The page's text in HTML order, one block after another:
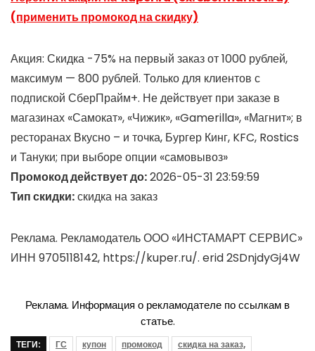
(применить промокод на скидку)
Акция: Скидка -75% на первый заказ от 1000 рублей,
максимум — 800 рублей. Только для клиентов с
подпиской СберПрайм+. Не действует при заказе в
магазинах «Самокат», «Чижик», «Gamerilla», «Магнит»; в
ресторанах Вкусно – и точка, Бургер Кинг, KFC, Rostics
и Тануки; при выборе опции «самовывоз»
Промокод действует до:2026-05-31 23:59:59
Тип скидки:скидка на заказ
Реклама. Рекламодатель ООО «ИНСТАМАРТ СЕРВИС»
ИНН 9705118142, https://kuper.ru/. erid 2SDnjdyGj4W
Реклама. Информация о рекламодателе по ссылкам в
статье.
ТЕГИ: ГС купон промокод скидка на заказ,